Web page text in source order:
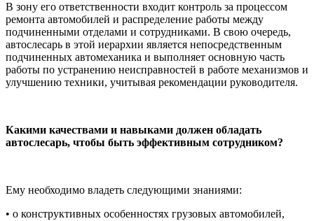
В зону его ответственности входит контроль за процессом
ремонта автомобилей и распределение работы между
подчиненными отделами и сотрудниками. В свою очередь,
автослесарь в этой иерархии является непосредственным
подчиненных автомеханика и выполняет основную часть
работы по устранению неисправностей в работе механизмов и
улучшению техники, учитывая рекомендации руководителя.
Какими качествами и навыками должен обладать
автослесарь, чтобы быть эффективным сотрудником?
Ему необходимо владеть следующими знаниями:
• о конструктивных особенностях грузовых автомобилей,